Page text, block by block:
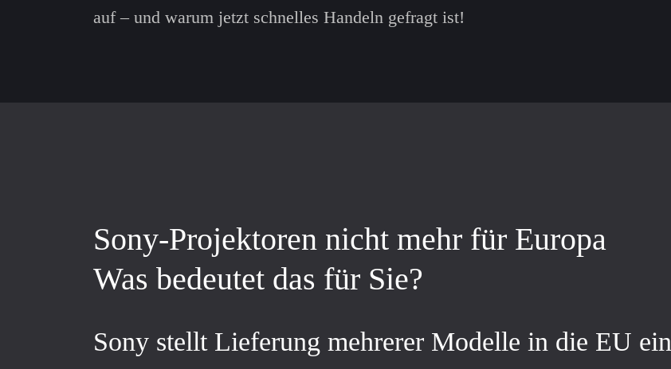
auf – und warum jetzt schnelles Handeln gefragt ist!
Sony-Projektoren nicht mehr für Europa
Was bedeutet das für Sie?
Sony stellt Lieferung mehrerer Modelle in die EU ein